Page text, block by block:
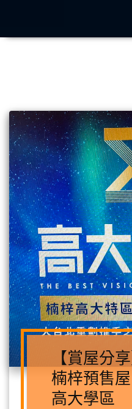
【賞屋分
楠梓預售
高大學區